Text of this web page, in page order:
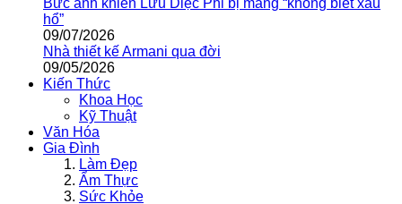
Bức ảnh khiến Lưu Diệc Phi bị mắng “không biết xấu
hổ”
09/07/2026
Nhà thiết kế Armani qua đời
09/05/2026
Kiến Thức
Khoa Học
Kỹ Thuật
Văn Hóa
Gia Đình
Làm Đẹp
Ẩm Thực
Sức Khỏe